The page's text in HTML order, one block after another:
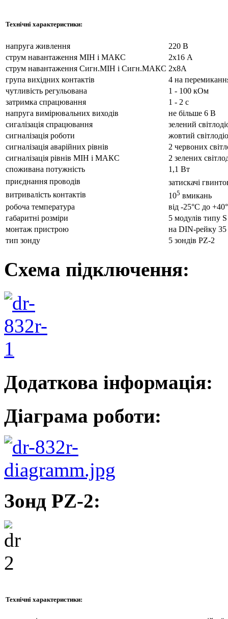
Технічні характеристики:
напруга живлення
220 В
струм навантаження МІН і МАКС
2х16 А
струм навантаження Сигн.МІН і Сигн.МАКС 2х8А
група вихідних контактів
4 на
чутливість регульована
1 - 100 кОм
затримка спрацювання
1 - 2 c
напруга вимірювальних виходів
не більше 6 В
сигалізація спрацювання
зелений
сигналізація роботи
жовтий
сигналізація аварійних рівнів
2 червоних
сигналізація рівнів МІН і МАКС
2 зелених
споживана потужність
1,1 Вт
приєднання проводів
затискачі
витривалість контактів
105 вмикань
робоча температура
від -25°С до
габаритні розміри
5 модулів типу
монтаж пристрою
на DIN-рейку
тип зонду
5 зондів PZ-2
Схема підключення:
Додаткова інформація:
Діаграма роботи:
Зонд PZ-2:
Технічні характеристики: